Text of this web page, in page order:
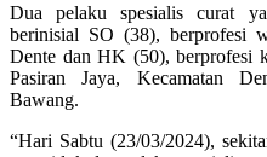
Dua pelaku spesialis curat
berinisial SO (38), berprofesi
Dente dan HK (50), berprofesi
Pasiran Jaya, Kecamatan
Bawang.
“Hari Sabtu (23/03/2024),